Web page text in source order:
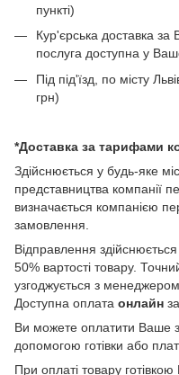
пункті)
Кур'єрська доставка
послуга доступна у
Під під'їзд, по місту
грн)
*Доставка за тарифами
Здійснюється у будь-яке
представництва компанії
визначається компанією
замовлення.
Відправлення
50% вартості товару.
узгоджується з менеджером
Доступна оплата онлайн
Ви можете оплатити Ваше
допомогою готівки або
При оплаті товару